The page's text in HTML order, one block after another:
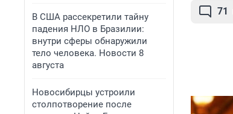
В США рассекретили тайну
падения НЛО в Бразилии:
внутри сферы обнаружили
тело человека. Новости 8
августа
Новосибирцы устроили
столпотворение после
71